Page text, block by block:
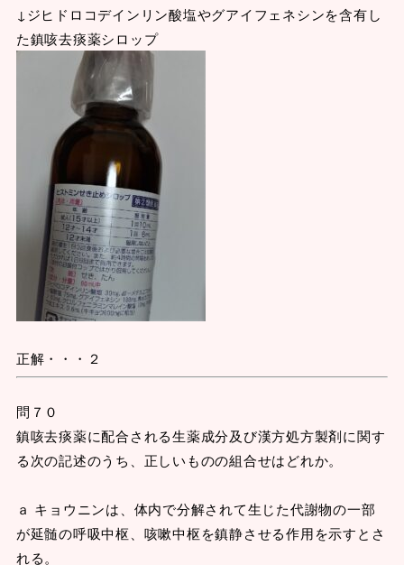
↓ジヒドロコデインリン酸塩やグアイフェネシンを含有し
た鎮咳去痰薬シロップ
正解・・・２
問７０
鎮咳去痰薬に配合される生薬成分及び漢方処方製剤に関す
る次の記述のうち、正しいものの組合せはどれか。
ａ キョウニンは、体内で分解されて生じた代謝物の一部
が延髄の呼吸中枢、咳嗽中枢を鎮静させる作用を示すとさ
れる。